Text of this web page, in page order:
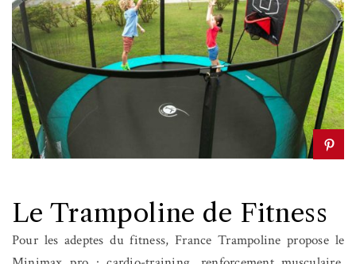
Le Trampoline de Fitness
Pour les adeptes du fitness, France Trampoline propose le